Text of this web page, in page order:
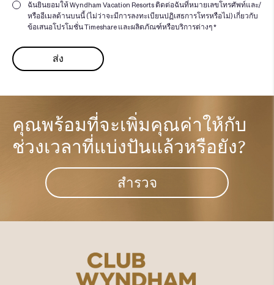
ฉันยินยอมให้ Wyndham Vacation Resorts ติดต่อฉันที่หมายเลขโทรศัพท์และ/
หรืออีเมลด้านบนนี้ (ไม่ว่าจะมีการลงทะเบียนปฏิเสธการโทรหรือไม่) เกี่ยวกับ
ข้อเสนอโปรโมชั่น Timeshare และผลิตภัณฑ์หรือบริการต่างๆ *
คุณพร้อมที่จะเพิ่มคุณค่าให้กับ
ช่วงเวลาที่แบ่งปันแล้วหรือยัง?​
สำรวจ